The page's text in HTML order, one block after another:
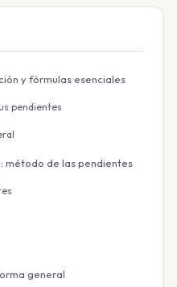
y fórmulas esenciales
pendientes
método de las pendientes
general